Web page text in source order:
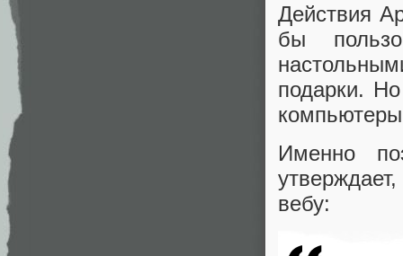
Действия
бы
подарки.
Именно
вебу: